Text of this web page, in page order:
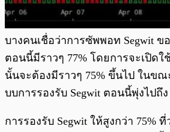
บางคนเชื่อว่าการซัพพอท Segwit ข
ตอนนี้มีราวๆ 77% โดยการจะเปิด
นั้นจะต้องมีราวๆ 75% ขึ้นไป ในขณ
บบการรองรับ Segwit ตอนนี้พุ่งไปถึง
การรองรับ Segwit ให้สูงกว่า 75%